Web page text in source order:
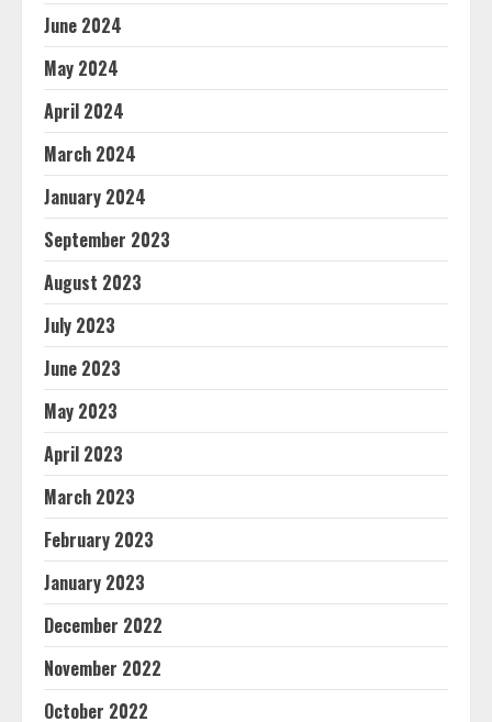
June 2024
May 2024
April 2024
March 2024
January 2024
September 2023
August 2023
July 2023
June 2023
May 2023
April 2023
March 2023
February 2023
January 2023
December 2022
November 2022
October 2022